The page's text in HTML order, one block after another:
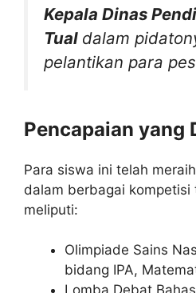
Kepala Dinas
Tual dalam
pelantikan para
Pencapaian yang
Para siswa ini telah
dalam berbagai kompetisi
meliputi:
Olimpiade Sains
bidang IPA,